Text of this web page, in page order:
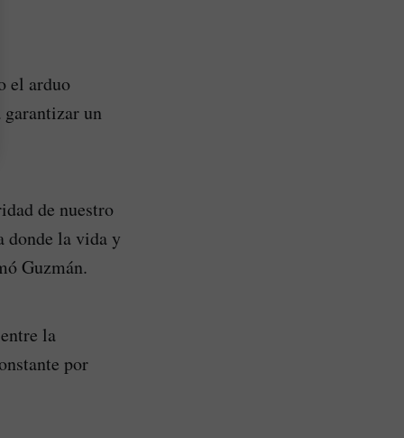
el arduo
un
de nuestro
donde la vida y
Guzmán.
la
por